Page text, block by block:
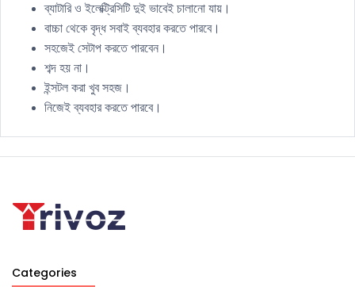
ব্যাটারি ও ইলেক্ট্রিসিটি দুই ভাবেই চালানো যায়।
বাচ্চা থেকে বৃদ্ধ সবাই ব্যবহার করতে পারবে।
সহজেই সেটাপ করতে পারবেন।
শব্দ হয় না।
ইন্সটল করা খুব সহজ।
নিজেই ব্যবহার করতে পারবে।
Categories